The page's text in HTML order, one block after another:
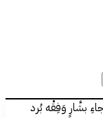
بشَّارٍ وَفِقْه بُرد